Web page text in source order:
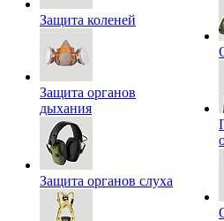
Защита коленей
Защита органов
дыхания
Защита органов слуха